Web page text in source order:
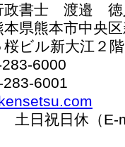
政書士 渡邉 徳
県熊本市中央区
桜ビル新大江２階
6000
6001
日祝日休（E-